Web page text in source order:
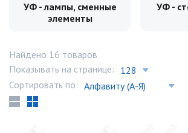
УФ - лампы, сменные
элементы
УФ -
Найдено 16 товаров
Показывать на странице:
Сортировать по: